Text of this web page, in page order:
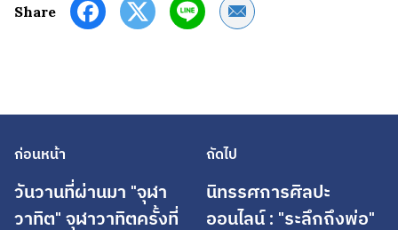
Share Share by Email
ก่อนหน้า
วันวานที่ผ่านมา "จุฬา
วาทิต" จุฬาวาทิตครั้งที่
ถัดไป
นิทรรศการศิลปะ
ออนไลน์ : "ระลึกถึงพ่อ"